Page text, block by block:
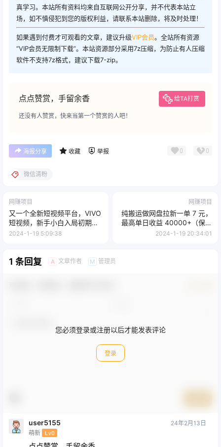
真学习。本站所有资料均来自互联网公开分享，并不代表本站立
场，如不慎侵犯到您的版权利益，请联系本站删除，将及时处理！
如果遇到付费才可观看的文章，建议升级VIP会员。全站所有资源
“VIP会员无限制下载”。本站资源部分采用7z压缩，为防止有人压缩
软件不支持7z格式，建议下载7-zip。
点点赞赏，手留余香 给TA打赏
还没有人赞赏，快来当第一个赞赏的人吧！
海报分享 收藏 举报 0 0
微信清粉
网赚项目
又一个全新短视频平台，VIVO
短视频，新手小白入局初期红
利的关键，想吃初期红利的速
2024-1-19 5:09:38
网赚项目
纯搬运做网盘拉新一单 7 元，
最高单日收益 40000+（保姆
级教程）
2024-1-19 20:34:01
1 条回复 A 文章作者 M 管理员
您必须登录或注册以后才能发表评论
登录
user5155
萌新 Lv0
24年2月13日